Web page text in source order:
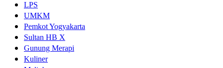
LPS
UMKM
Pemkot Yogyakarta
Sultan HB X
Gunung Merapi
Kuliner